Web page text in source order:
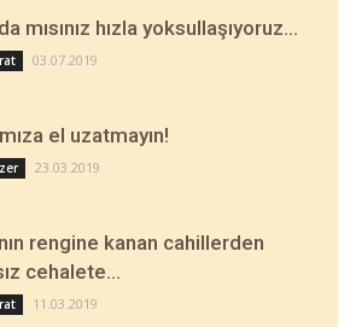
mısınız hızla yoksullaşıyoruz…
03.07.2019
el uzatmayın!
23.03.2019
rengine kanan cahillerden
cehalete…
11.03.2019